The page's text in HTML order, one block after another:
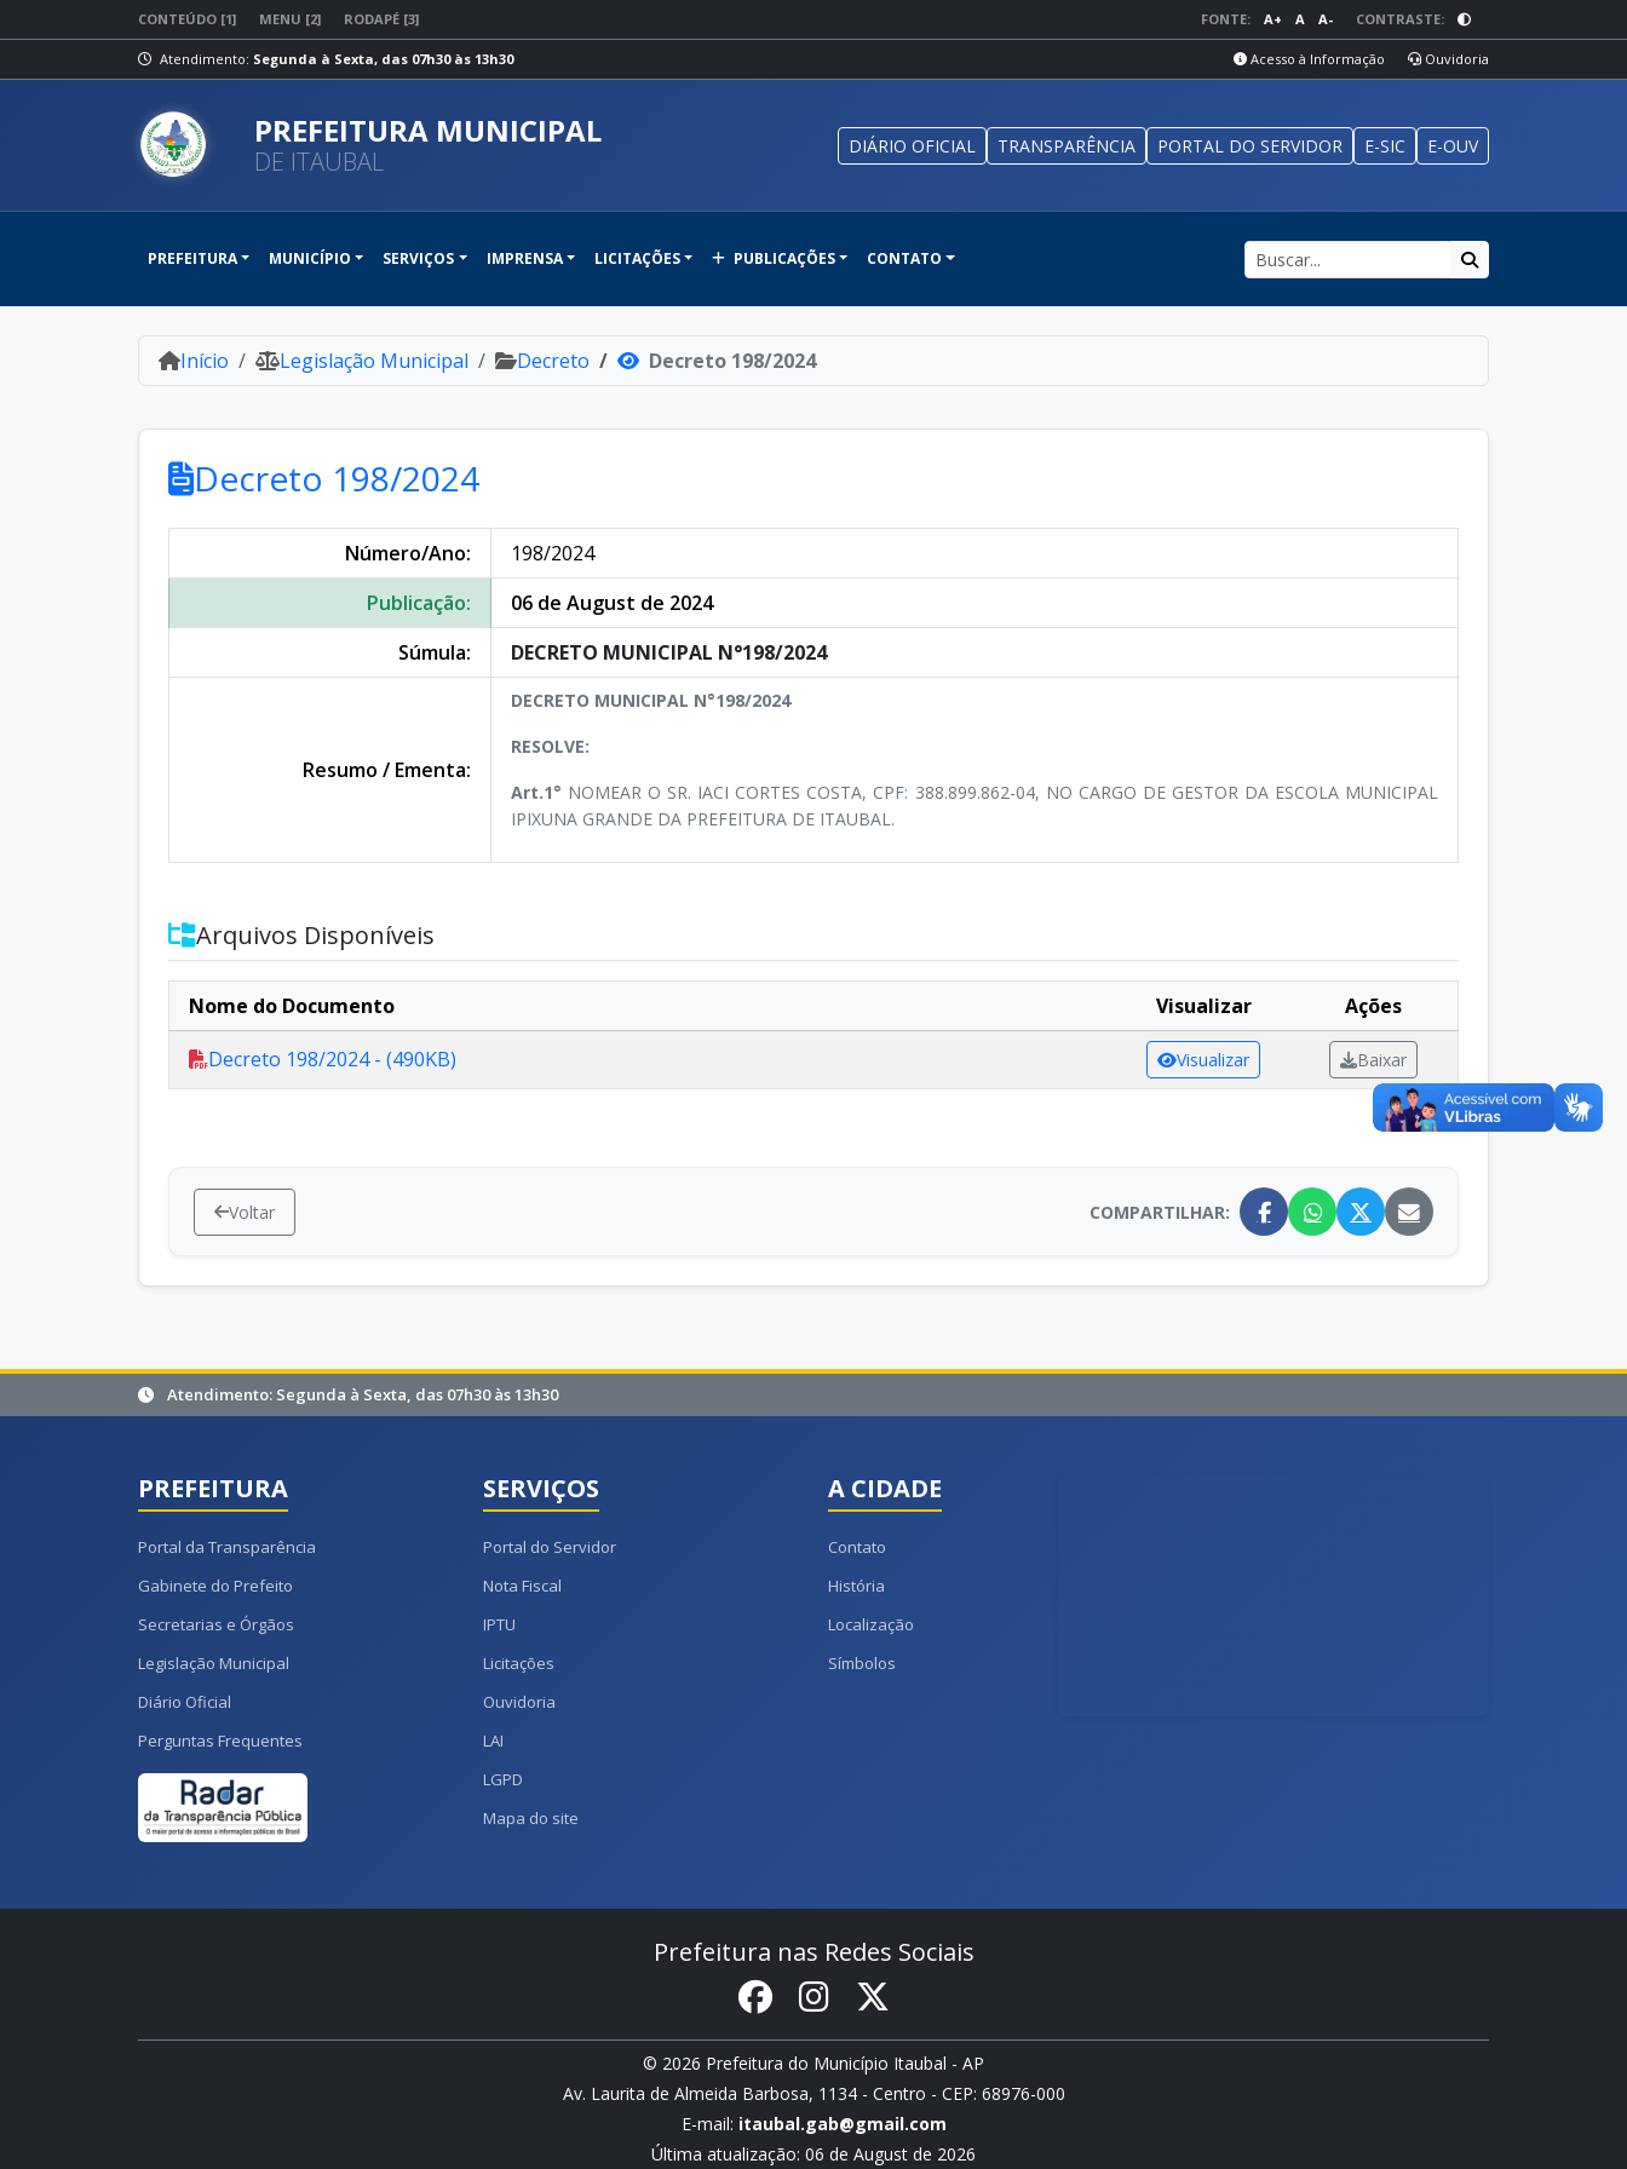
CONTEÚDO [1] MENU [2] RODAPÉ [3] FONTE: A+ A A- CONTRASTE:
Atendimento: Segunda à Sexta, das 07h30 às 13h30 Acesso à Informação Ouvidoria
PREFEITURA MUNICIPAL
DE ITAUBAL DIÁRIO OFICIAL TRANSPARÊNCIA PORTAL DO SERVIDOR E-SIC E-OUV
PREFEITURA MUNICÍPIO SERVIÇOS IMPRENSA LICITAÇÕES PUBLICAÇÕES CONTATO
Início Legislação Municipal Decreto Decreto 198/2024
Decreto 198/2024
Número/Ano:
198/2024
Publicação:
06 de August de 2024
Súmula:
DECRETO MUNICIPAL N°198/2024
Resumo / Ementa:
DECRETO MUNICIPAL N°198/2024
RESOLVE:
Art.1° NOMEAR O SR. IACI CORTES COSTA, CPF: 388.899.862-04, NO CARGO DE GESTOR DA ESCOLA MUNICIPAL
IPIXUNA GRANDE DA PREFEITURA DE ITAUBAL.
Arquivos Disponíveis
Nome do Documento Visualizar
Ações
Decreto 198/2024 - (490KB)
Visualizar Baixar
Voltar COMPARTILHAR:
Atendimento: Segunda à Sexta, das 07h30 às 13h30
PREFEITURA
Portal da Transparência
Gabinete do Prefeito
Secretarias e Órgãos
Legislação Municipal
Diário Oficial
Perguntas Frequentes
SERVIÇOS
Portal do Servidor
Nota Fiscal
IPTU
Licitações
Ouvidoria
LAI
LGPD
Mapa do site
A CIDADE
Contato
História
Localização
Símbolos
Prefeitura nas Redes Sociais
© 2026 Prefeitura do Município Itaubal - AP
Av. Laurita de Almeida Barbosa, 1134 - Centro - CEP: 68976-000
E-mail: itaubal.gab@gmail.com
Última atualização: 06 de August de 2026